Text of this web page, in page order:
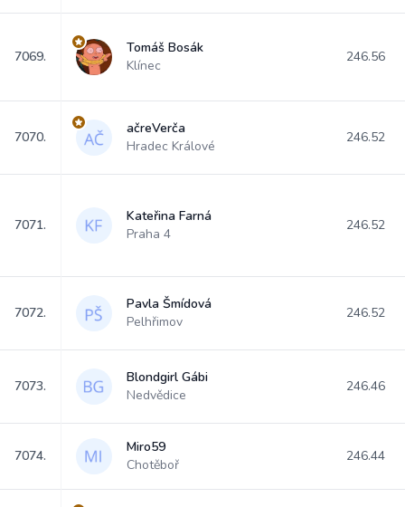
7069.
Tomáš Bosák
Klínec
246.56
7070.
ačreVerča
Hradec Králové
246.52
7071.
Kateřina Farná
Praha 4
246.52
7072.
Pavla Šmídová
Pelhřimov
246.52
7073.
Blondgirl Gábi
Nedvědice
246.46
7074.
Miro59
Chotěboř
246.44